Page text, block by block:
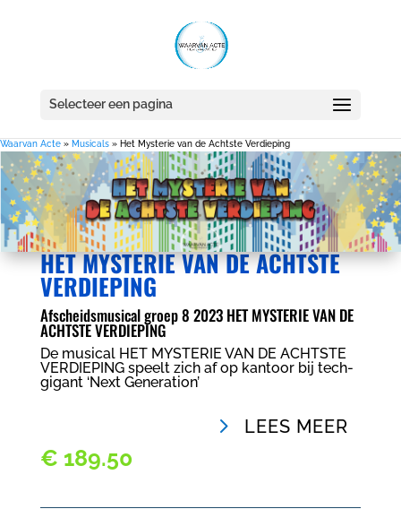
Selecteer een pagina
Waarvan Acte » Musicals » Het Mysterie van de Achtste Verdieping
HET MYSTERIE VAN DE ACHTSTE
VERDIEPING
Afscheidsmusical groep 8 2023 HET MYSTERIE VAN DE
ACHTSTE VERDIEPING
De musical HET MYSTERIE VAN DE ACHTSTE
VERDIEPING speelt zich af op kantoor bij tech-
gigant ‘Next Generation’
LEES MEER
€ 189.50